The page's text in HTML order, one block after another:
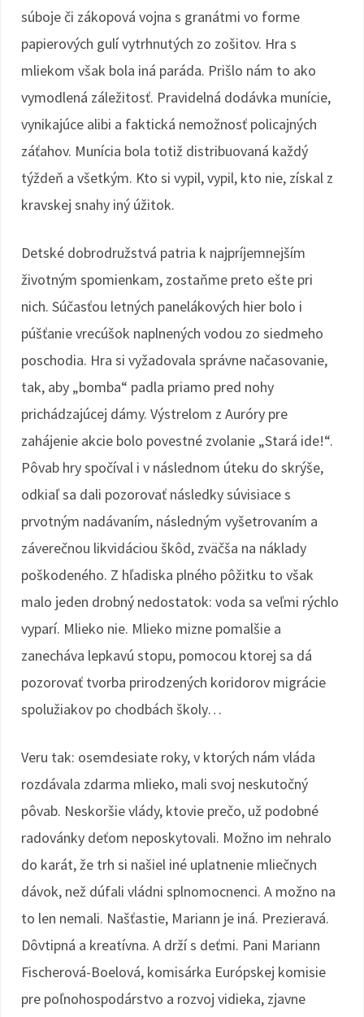
súboje či zákopová vojna s granátmi vo forme
papierových gulí vytrhnutých zo zošitov. Hra s
mliekom však bola iná paráda. Prišlo nám to ako
vymodlená záležitosť. Pravidelná dodávka munície,
vynikajúce alibi a faktická nemožnosť policajných
záťahov. Munícia bola totiž distribuovaná každý
týždeň a všetkým. Kto si vypil, vypil, kto nie, získal z
kravskej snahy iný úžitok.
Detské dobrodružstvá patria k najpríjemnejším
životným spomienkam, zostaňme preto ešte pri
nich. Súčasťou letných panelákových hier bolo i
púšťanie vrecúšok naplnených vodou zo siedmeho
poschodia. Hra si vyžadovala správne načasovanie,
tak, aby „bomba“ padla priamo pred nohy
prichádzajúcej dámy. Výstrelom z Auróry pre
zahájenie akcie bolo povestné zvolanie „Stará ide!“.
Pôvab hry spočíval i v následnom úteku do skrýše,
odkiaľ sa dali pozorovať následky súvisiace s
prvotným nadávaním, následným vyšetrovaním a
záverečnou likvidáciou škôd, zväčša na náklady
poškodeného. Z hľadiska plného pôžitku to však
malo jeden drobný nedostatok: voda sa veľmi rýchlo
vyparí. Mlieko nie. Mlieko mizne pomalšie a
zanecháva lepkavú stopu, pomocou ktorej sa dá
pozorovať tvorba prirodzených koridorov migrácie
spolužiakov po chodbách školy…
Veru tak: osemdesiate roky, v ktorých nám vláda
rozdávala zdarma mlieko, mali svoj neskutočný
pôvab. Neskoršie vlády, ktovie prečo, už podobné
radovánky deťom neposkytovali. Možno im nehralo
do karát, že trh si našiel iné uplatnenie mliečnych
dávok, než dúfali vládni splnomocnenci. A možno na
to len nemali. Našťastie, Mariann je iná. Prezieravá.
Dôvtipná a kreatívna. A drží s deťmi. Pani Mariann
Fischerová-Boelová, komisárka Európskej komisie
pre poľnohospodárstvo a rozvoj vidieka, zjavne